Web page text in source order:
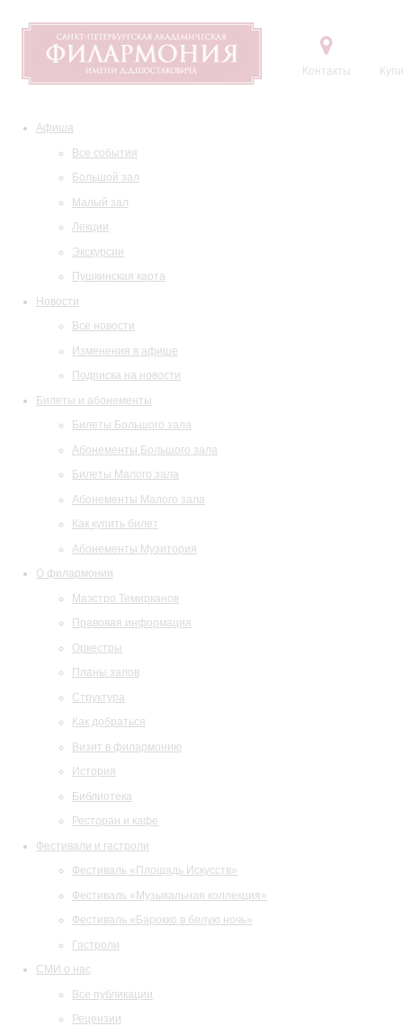
Контакты
Афиша
Все события
Большой зал
Малый зал
Лекции
Экскурсии
Пушкинская карта
Новости
Все новости
Изменения в афише
Подписка на новости
Билеты и абонементы
Билеты Большого зала
Абонементы Большого зала
Билеты Малого зала
Абонементы Малого зала
Как купить билет
Абонементы Музитория
О филармонии
Маэстро Темирканов
Правовая информация
Оркестры
Планы залов
Структура
Как добраться
Визит в филармонию
История
Библиотека
Ресторан и кафе
Фестивали и гастроли
Фестиваль «Площадь Искусств»
Фестиваль «Музыкальная коллекция»
Фестиваль «Барокко в белую ночь»
Гастроли
СМИ о нас
Все публикации
Рецензии